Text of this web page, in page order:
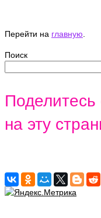
Перейти на главную
Поиск
Поделитесь
на эту